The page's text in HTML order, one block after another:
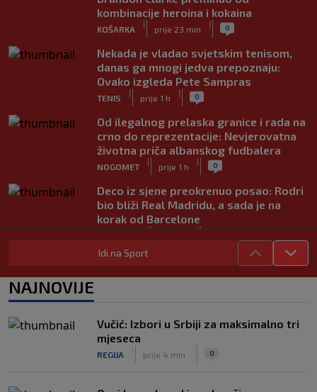
kombinacije heroina i kokaina
KOŠARKA
|
prije 23 min
| 0
Nekada je vladao svjetskim tenisom,
danas ga mnogi jedva prepoznaju:
Ovako izgleda Pete Sampras
TENIS
|
prije 1 h
| 0
Od ilegalnog prelaska granice i rada na
crno do reprezentacije: Nevjerovatna
životna priča albanskog fudbalera
NOGOMET
|
prije 1 h
| 0
Deco iz sjene preokrenuo posao: Rodri
bio bliži Real Madridu, a sada je na
korak od Barcelone
| |
River Plate napravio veliki posao:
Gasol savjetovao Wembanyamu:
Najopasniji je u reketu, ali mora
dodatno ojačati
Idi na Sport
NAJNOVIJE
Vučić: Izbori u Srbiji za maksimalno tri
mjeseca
REGIJA prije 4 min 0